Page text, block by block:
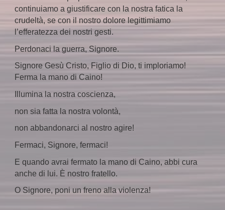
continuiamo a giustificare con la nostra fatica la
crudeltà, se con il nostro dolore legittimiamo
l’efferatezza dei nostri gesti.
Perdonaci la guerra, Signore.
Signore Gesù Cristo, Figlio di Dio, ti imploriamo!
Ferma la mano di Caino!
Illumina la nostra coscienza,
non sia fatta la nostra volontà,
non abbandonarci al nostro agire!
Fermaci, Signore, fermaci!
E quando avrai fermato la mano di Caino, abbi cura
anche di lui. È nostro fratello.
O Signore, poni un freno alla violenza!